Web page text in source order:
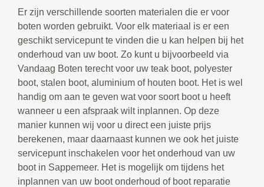
Er zijn verschillende soorten materialen die er voor
boten worden gebruikt. Voor elk materiaal is er een
geschikt servicepunt te vinden die u kan helpen bij het
onderhoud van uw boot. Zo kunt u bijvoorbeeld via
Vandaag Boten terecht voor uw teak boot, polyester
boot, stalen boot, aluminium of houten boot. Het is wel
handig om aan te geven wat voor soort boot u heeft
wanneer u een afspraak wilt inplannen. Op deze
manier kunnen wij voor u direct een juiste prijs
berekenen, maar daarnaast kunnen we ook het juiste
servicepunt inschakelen voor het onderhoud van uw
boot in Sappemeer. Het is mogelijk om tijdens het
inplannen van uw boot onderhoud of boot reparatie